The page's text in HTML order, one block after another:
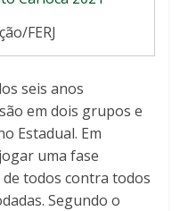
FERJ
seis anos
em dois grupos e
Estadual. Em
uma fase
todos contra todos
Segundo o